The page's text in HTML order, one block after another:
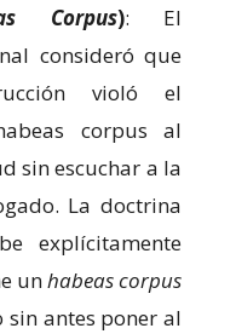
Corpus): El
consideró que
violó el
corpus al
sin escuchar a la
La doctrina
explícitamente
unhabeas corpus
antes poner al